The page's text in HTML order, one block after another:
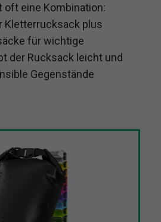
oft eine Kombination:
Kletterrucksack plus
für wichtige
der Rucksack leicht und
Gegenstände